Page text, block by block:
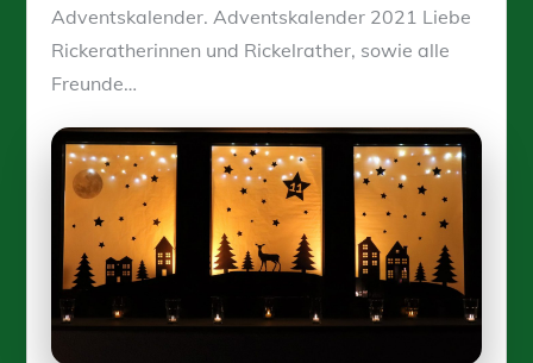
Adventskalender. Adventskalender 2021 Liebe
Rickeratherinnen und Rickelrather, sowie alle
Freunde…